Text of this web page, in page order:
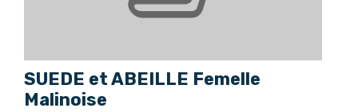
SUEDE et ABEILLE Femelle
Malinoise